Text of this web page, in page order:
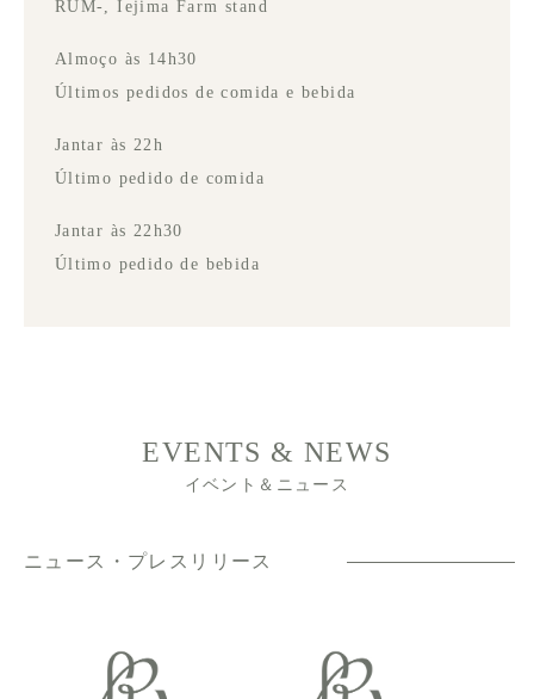
RUM-, Iejima Farm stand
Almoço às 14h30
Últimos pedidos de comida e bebida
Jantar às 22h
Último pedido de comida
Jantar às 22h30
Último pedido de bebida
EVENTS & NEWS
イベント＆ニュース
ニュース・プレスリリース